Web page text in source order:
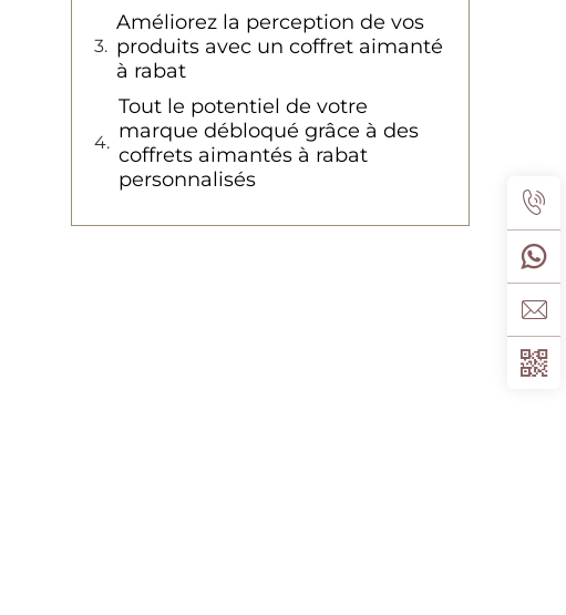
Améliorez la perception de vos
produits avec un coffret aimanté
à rabat
Tout le potentiel de votre
marque débloqué grâce à des
coffrets aimantés à rabat
personnalisés